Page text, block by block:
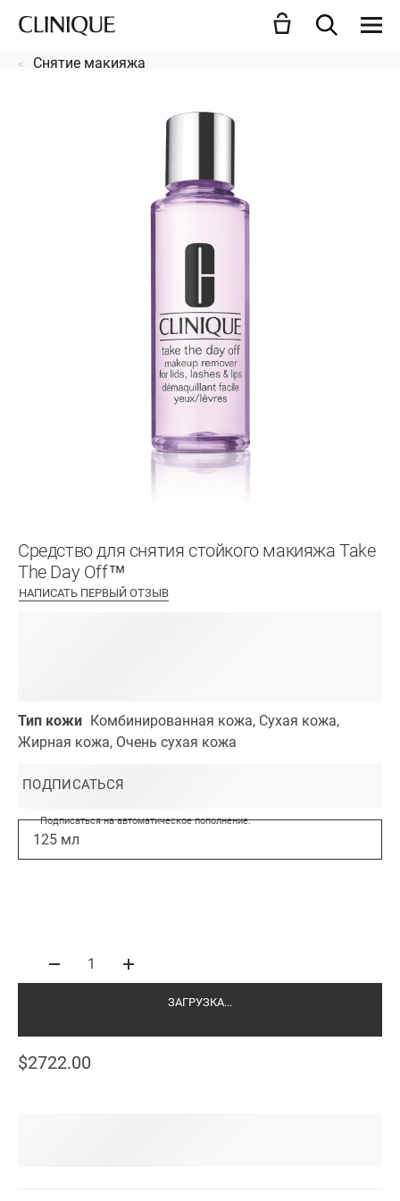
Снятие макияжа
Средство для снятия стойкого макияжа Take
The Day Off™
НАПИСАТЬ ПЕРВЫЙ ОТЗЫВ
Тип кожи Комбинированная кожа, Сухая кожа,
Жирная кожа, Очень сухая кожа
125 мл
ПОДПИСАТЬСЯ
Подписаться на автоматическое пополнение.
1
ЗАГРУЗКА...
$2722.00